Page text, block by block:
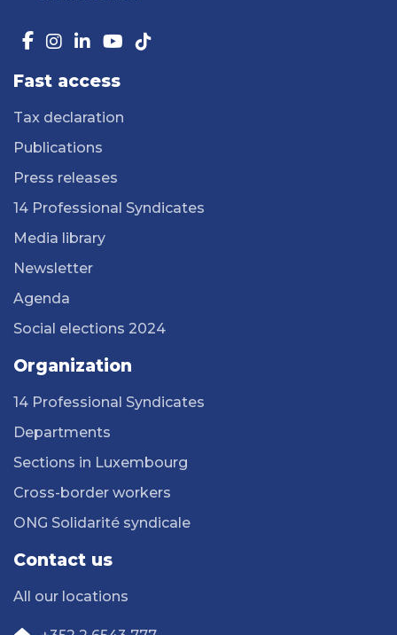
Fast access
Tax declaration
Publications
Press releases
14 Professional Syndicates
Media library
Newsletter
Agenda
Social elections 2024
Organization
14 Professional Syndicates
Departments
Sections in Luxembourg
Cross-border workers
ONG Solidarité syndicale
Contact us
All our locations